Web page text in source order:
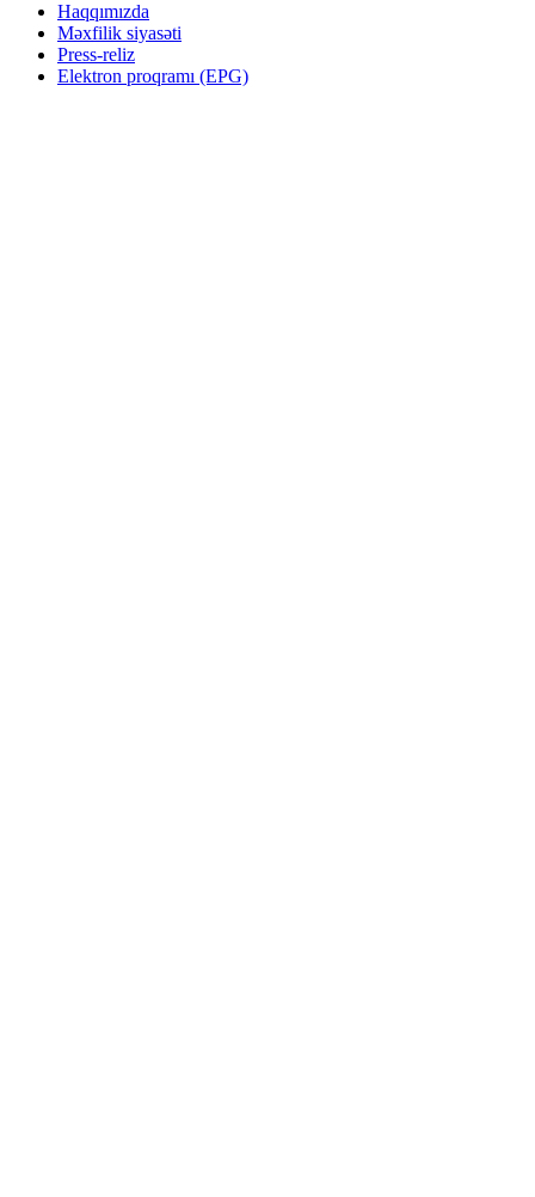
Haqqımızda
Məxfilik siyasəti
Press-reliz
Elektron proqramı (EPG)